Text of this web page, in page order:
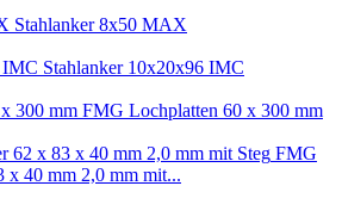
Stahlanker 8x50 MAX
Stahlanker 10x20x96 IMC
FMG Lochplatten 60 x 300 mm
FMG
x 40 mm 2,0 mm mit...